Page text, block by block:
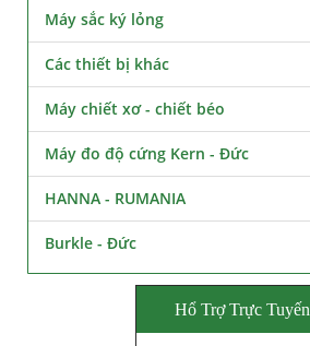
Máy sắc ký lỏng
Các thiết bị khác
Máy chiết xơ - chiết béo
Máy đo độ cứng Kern - Đức
HANNA - RUMANIA
Burkle - Đức
Hổ Trợ Trực Tuyến